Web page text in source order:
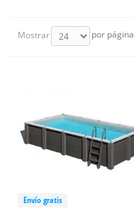
Mostrar por página
Envío gratis